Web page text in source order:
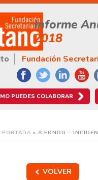
Informe
2018
Fundación
PUEDES COLABORAR
PORTADA » A FONDO –
VOLVER